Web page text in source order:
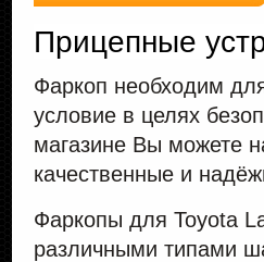
Прицепные
Фаркоп необходим
условие в целях
магазине Вы можете
качественные и
Фаркопы для Toyota
различными типами